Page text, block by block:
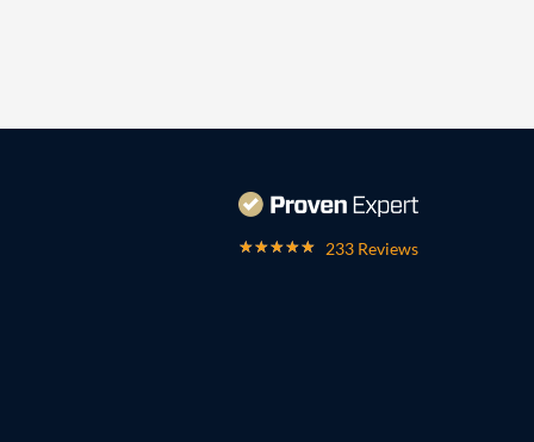
233 Reviews